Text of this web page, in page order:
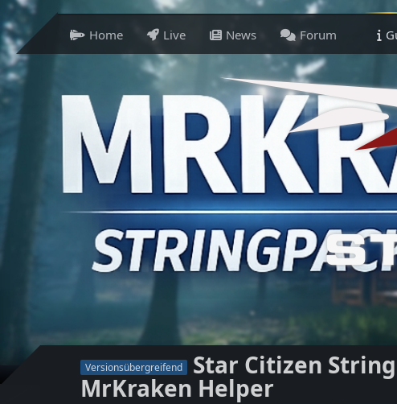
Home Live News Forum
Versionsübergreifend Star Citizen
MrKraken Helper